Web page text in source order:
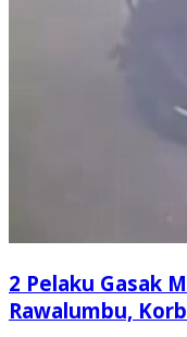
2 Pelaku Gasak
Rawalumbu,